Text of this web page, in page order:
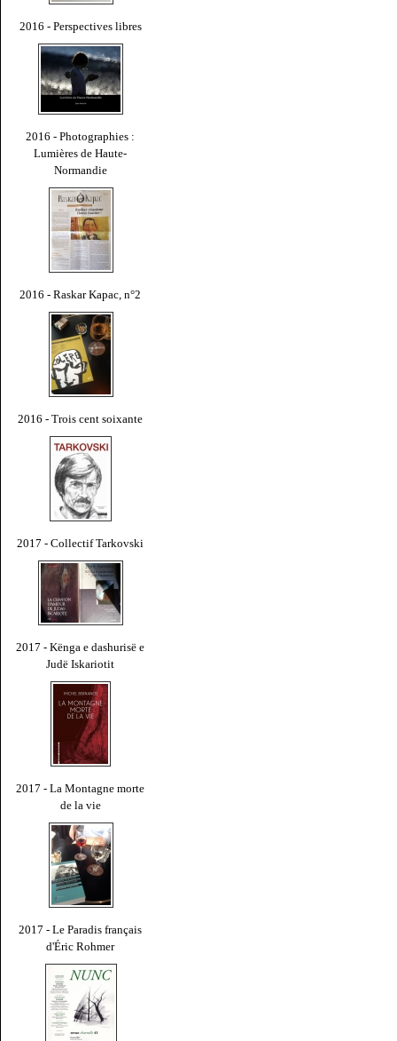
2016 - Perspectives libres
2016 - Photographies :
Lumières de Haute-
Normandie
2016 - Raskar Kapac, n°2
2016 - Trois cent soixante
2017 - Collectif Tarkovski
2017 - Kënga e dashurisë e
Judë Iskariotit
2017 - La Montagne morte
de la vie
2017 - Le Paradis français
d'Éric Rohmer